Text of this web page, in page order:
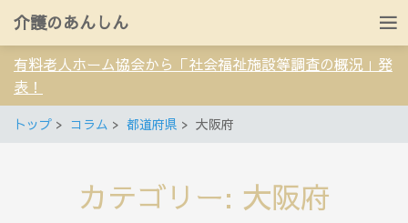
介護のあんしん
有料老人ホーム協会から「社会福祉施設等調査の概況」発
表！
トップ コラム 都道府県 大阪府
カテゴリー: 大阪府